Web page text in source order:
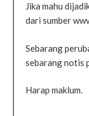
Jika mahu
dari sumber
Sebarang
sebarang notis
Harap maklum.